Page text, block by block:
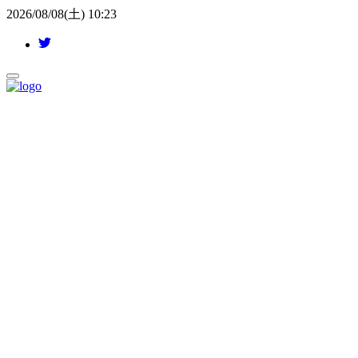
2026/08/08(土) 10:23